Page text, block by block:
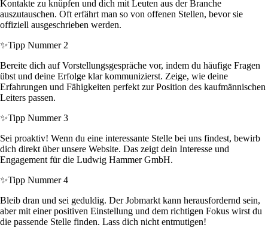
Kontakte zu knüpfen und dich mit Leuten aus der Branche
auszutauschen. Oft erfährt man so von offenen Stellen, bevor sie
offiziell ausgeschrieben werden.
✨Tipp Nummer 2
Bereite dich auf Vorstellungsgespräche vor, indem du häufige Fragen
übst und deine Erfolge klar kommunizierst. Zeige, wie deine
Erfahrungen und Fähigkeiten perfekt zur Position des kaufmännischen
Leiters passen.
✨Tipp Nummer 3
Sei proaktiv! Wenn du eine interessante Stelle bei uns findest, bewirb
dich direkt über unsere Website. Das zeigt dein Interesse und
Engagement für die Ludwig Hammer GmbH.
✨Tipp Nummer 4
Bleib dran und sei geduldig. Der Jobmarkt kann herausfordernd sein,
aber mit einer positiven Einstellung und dem richtigen Fokus wirst du
die passende Stelle finden. Lass dich nicht entmutigen!